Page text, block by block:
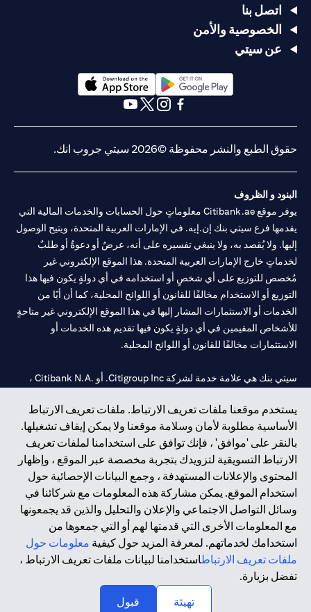
يستخدم موقعنا ملفات تعريف الارتباط. ملفات تعريف الارتباط
الأساسية مطلوبة لأمان وسلامة موقعنا ولا يمكن إيقاف تشغيلها.
بالنقر على 'موافق' ، فإنك توافق على استخدامنا لملفات تعريف
الارتباط التسويقية لتزويدك بتجربة مخصصة عبر الموقع ، وإظهار
المحتوى والإعلانات المستهدفة ، وجمع البيانات الإحصائية حول
استخدام الموقع. يمكن مشاركة هذه المعلومات مع شركائنا في
وسائل التواصل الاجتماعي والإعلان والتحليل والذين قد يجمعونها
مع المعلومات الأخرى التي قدمتها لهم أو التي جمعوها من
استخدامك لخدماتهم. لمعرفة المزيد حول كيفية معلومات حول
ملفات تعريف الارتباطاستخدامنا لبيانات ملفات تعريف الارتباط ،
تفضل بزيارة.
تهيئة
قبول
اتصل بنا
الخصوصية والأمن
عن سيتي
(opens in a new tab)
حقوق الطبع والنشر محفوظة ©2026 سيتي جروب انك.
البنود و الظروف
يوفر موقع Citibank.ae معلوماتٍ حول الحسابات والخدمات المالية التي
يقدمها فرع سيتي بنك إن.إيه. في الإمارات العربية المتحدة، ويتيح الوصول
إليها. ولا يُقصد به، ولا ينبغي تفسيره على أنه، عرضٌ أو دعوةٌ أو طلبٌ
لخدماتٍ خارج الإمارات العربية المتحدة. هذا الموقع الإلكتروني غير
مُخصص للتوزيع على أي شخصٍ أو استخدامه في أي دولةٍ يكون فيها هذا
التوزيع أو الاستخدام مخالفًا للقانون أو اللوائح المحلية، كما أن أيًا من
الخدمات أو الاستثمارات المشار إليها في هذا الموقع الإلكتروني غير متاحةٍ
للأشخاص المقيمين في أي دولةٍ يكون فيها تقديم هذه الخدمات أو
الاستثمارات مخالفًا للقانون أو اللوائح المحلية.
سيتي بنك هي علامة خدمة لشركة Citigroup Inc. أو .Citibank N.A ،
سيتي بنك إن. إيه. الإمارات مسجل لدى مصرف الإمارات المركزي تحت
أرقام التراخيص 202563 لفرع الوصل في دبي، 531989 لفرع مول
الإمارات في دبي، وCN-1002019لفرع أبوظبي. هاتف: 4000 311 04.
فرع سيتي بنك إن إيه - الإمارات العربية المتحدة مرخص من مصرف
الإمارات العربية المتحدة المركزي كفرع لبنك أجنبي.
سيتي بنك إن إيه الإمارات العربية المتحدة مرخص من هيئة الأوراق المالية
والسلع في الإمارات العربية المتحدة ("SCA") للقيام بالنشاط المالي لـ أ)
الاستشارات المالية والتعريف والترويج بموجب ترخيص رقم
20200000097 ب) وسيط تداول في الأسواق الدولية بموجب ترخيص